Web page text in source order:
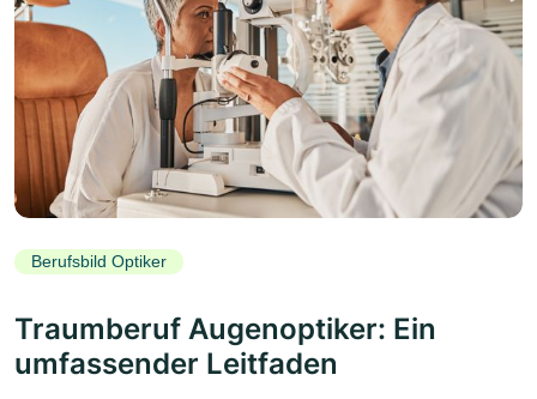
Berufsbild Optiker
Traumberuf Augenoptiker: Ein
umfassender Leitfaden